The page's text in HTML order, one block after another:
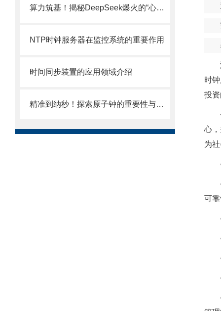
算力筑基！揭秘DeepSeek爆火的“心跳密码”——时钟同步
NTP时钟服务器在监控系统的重要作用
时间同步装置的应用领域介绍
精准到纳秒！探索原子钟的重要性与应用
时
投
心
为
可